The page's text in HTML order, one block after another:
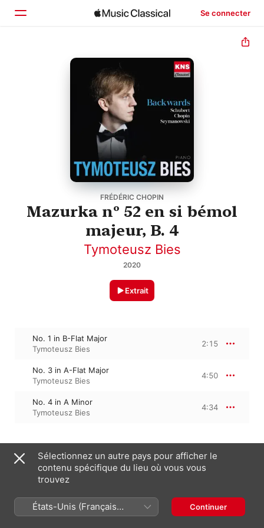
Se connecter
Accueil
FRÉDÉRIC CHOPIN
Mazurka nº 52 en si bémol
majeur, B. 4
Tymoteusz Bies
2020
Extrait
No. 1 in B-Flat Major
Tymoteusz Bies
2:15
No. 3 in A-Flat Major
Tymoteusz Bies
4:50
No. 4 in A Minor
Tymoteusz Bies
4:34
14 août 2020
3 morceaux, 11 minutes
℗ 2020 Kns Classical
Sur l’album
Sélectionnez un autre pays pour afficher le
contenu spécifique du lieu où vous vous
trouvez
États-Unis (Français
France)
Continuer